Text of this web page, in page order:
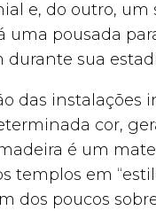
e, do outro, um
uma pousada
durante sua
das instalações
cor,
é um
templos em
dos poucos